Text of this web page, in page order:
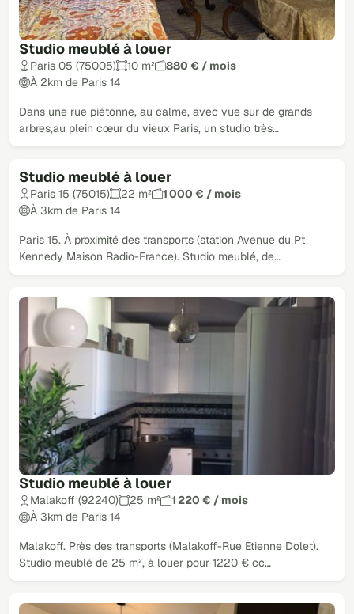
Studio meublé à louer
Paris 05 (75005) 10 m²
880 € / mois
À 2km de Paris 14
Dans une rue piétonne, au calme, avec vue sur de grands
arbres,au plein cœur du vieux Paris, un studio très…
Studio meublé à louer
Paris 15 (75015) 22 m²
1 000 € / mois
À 3km de Paris 14
Paris 15. À proximité des transports (station Avenue du Pt
Kennedy Maison Radio-France). Studio meublé, de…
Studio meublé à louer
Malakoff (92240) 25 m²
1 220 € / mois
À 3km de Paris 14
Malakoff. Près des transports (Malakoff-Rue Etienne Dolet).
Studio meublé de 25 m², à louer pour 1220 € cc…